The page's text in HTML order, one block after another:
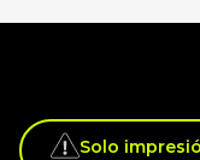
Solo